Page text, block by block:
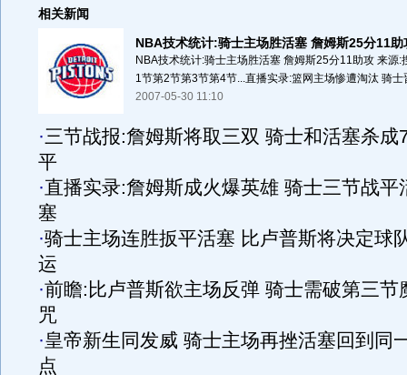
相关新闻
NBA技术统计:骑士主场胜活塞 詹姆斯25分11助
NBA技术统计:骑士主场胜活塞 詹姆斯25分11助攻 来源:
1节第2节第3节第4节...直播实录:篮网主场惨遭淘汰 骑士
2007-05-30 11:10
·三节战报:詹姆斯将取三双 骑士和活塞杀成
平
·直播实录:詹姆斯成火爆英雄 骑士三节战平
塞
·骑士主场连胜扳平活塞 比卢普斯将决定球
运
·前瞻:比卢普斯欲主场反弹 骑士需破第三节
咒
·皇帝新生同发威 骑士主场再挫活塞回到同
点